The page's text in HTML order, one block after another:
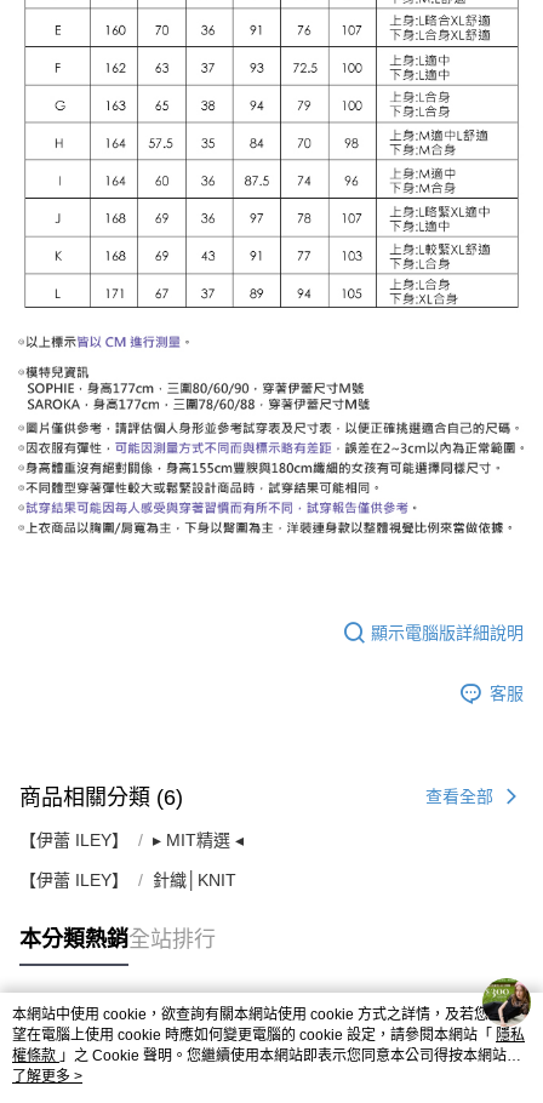
顯示電腦版詳細說明
客服
商品相關分類 (6) 查看全部
【伊蕾 ILEY】 ▸ MIT精選 ◂
【伊蕾 ILEY】 針織│KNIT
本分類熱銷全站排行
熱門標籤
本網站中使用 cookie，欲查詢有關本網站使用 cookie 方式之詳情，及若您不希
望在電腦上使用 cookie 時應如何變更電腦的 cookie 設定，請參閱本網站「 隱私
權條款 」之 Cookie 聲明。您繼續使用本網站即表示您同意本公司得按本網站使
用條款之 Cookie 聲明使用 cookie。
了解更多 >